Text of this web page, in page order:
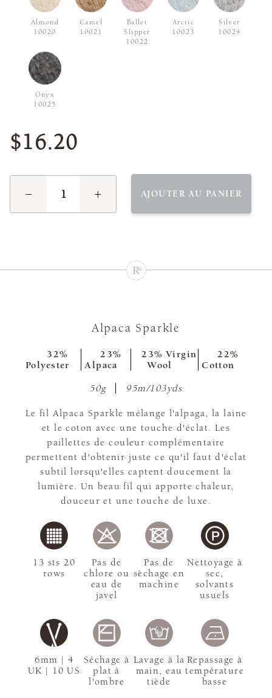
Almond
10020
Camel
10021
Ballet
Slipper
10022
Arctic
10023
Silver
10024
Onyx
10025
$16.20
− + AJOUTER AU PANIER
Alpaca Sparkle
32%
Polyester
23%
Alpaca
23% Virgin
Wool
22%
Cotton
50g 95m/103yds
Le fil Alpaca Sparkle mélange l'alpaga, la laine
et le coton avec une touche d'éclat. Les
paillettes de couleur complémentaire
permettent d'obtenir juste ce qu'il faut d'éclat
subtil lorsqu'elles captent doucement la
lumière. Un beau fil qui apporte chaleur,
douceur et une touche de luxe.
6mm | 4
UK | 10 US
13 sts 20
rows
Pas de
chlore ou
eau de
javel
Pas de
sèchage en
machine
Nettoyage à
sec,
solvants
usuels
Séchage à
plat à
l'ombre
Lavage à la
main, eau
tiède
Repassage à
température
basse